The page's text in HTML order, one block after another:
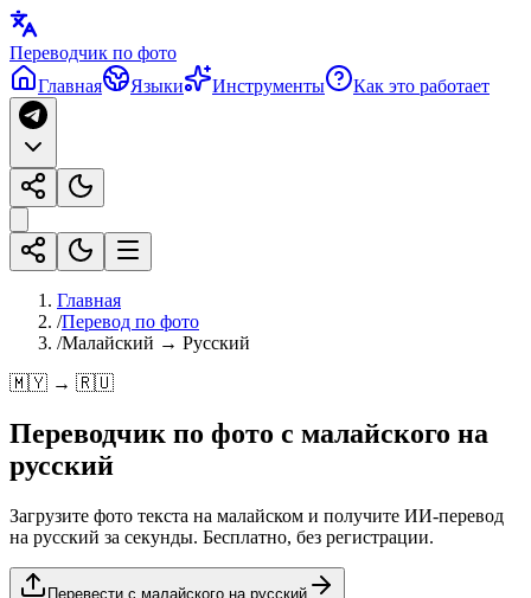
Переводчик по фото
Главная
Языки Инструменты Как это работает
Главная
/Перевод по фото
/Малайский → Русский
🇲🇾 → 🇷🇺
Переводчик по фото с малайского на
русский
Загрузите фото текста на малайском и получите ИИ-перевод
на русский за секунды. Бесплатно, без регистрации.
Перевести с малайского на русский